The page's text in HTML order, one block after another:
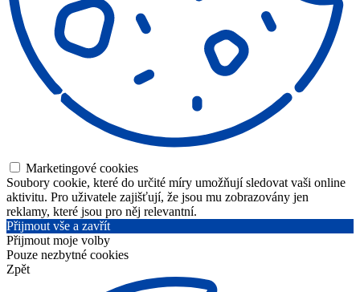
Marketingové cookies
Soubory cookie, které do určité míry umožňují sledovat vaši online
aktivitu. Pro uživatele zajišťují, že jsou mu zobrazovány jen
reklamy, které jsou pro něj relevantní.
Přijmout vše a zavřít
Přijmout moje volby
Pouze nezbytné cookies
Zpět